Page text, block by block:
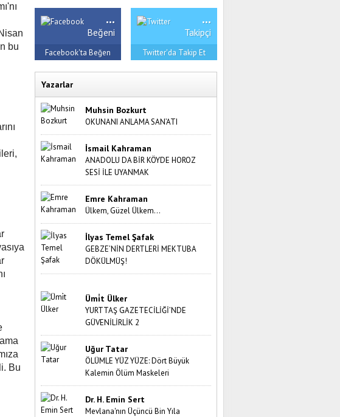
bu
Bu
...
Beğeni
Facebook'ta Beğen
...
Takipçi
Twitter'da Takip Et
Yazarlar
Muhsin Bozkurt
OKUNANI ANLAMA SAN’ATI
İsmail Kahraman
ANADOLU DA BİR KÖYDE HOROZ
SESİ İLE UYANMAK
Emre Kahraman
Ülkem, Güzel Ülkem…
İlyas Temel Şafak
GEBZE’NİN DERTLERİ MEKTUBA
DÖKÜLMÜŞ!
Ümi̇t Ülker
YURTTAŞ GAZETECİLİĞİ’NDE
GÜVENİLİRLİK 2
Uğur Tatar
ÖLÜMLE YÜZ YÜZE: Dört Büyük
Kalemin Ölüm Maskeleri
Dr. H. Emin Sert
Mevlana'nın Üçüncü Bin Yıla